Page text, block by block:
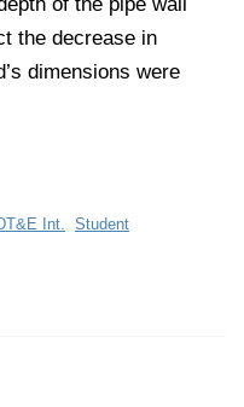
the decrease in
dimensions were
Int.
Student